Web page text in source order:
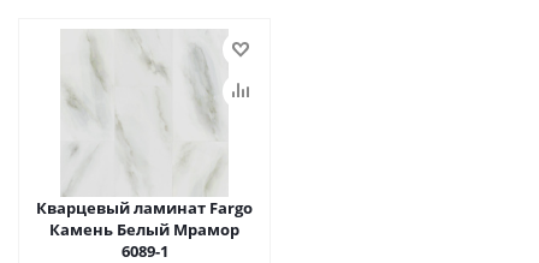
Кварцевый ламинат Fargo
Камень Белый Мрамор
6089-1